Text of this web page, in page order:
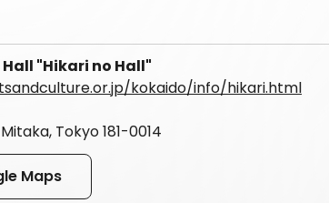
デクライン)の発達、背中(上背・下背)、 腕(
いるか、 太腿の発達(四頭筋のセパレート)を重
び競技服の指定はございません(下記に見合った
デザイン問わず自由）
更の可能性もございますので、詳細は大会前の
ド審査＞
"Hikari no Hall"
kokaido/info/hikari.html
Tokyo 181-0014
Maps